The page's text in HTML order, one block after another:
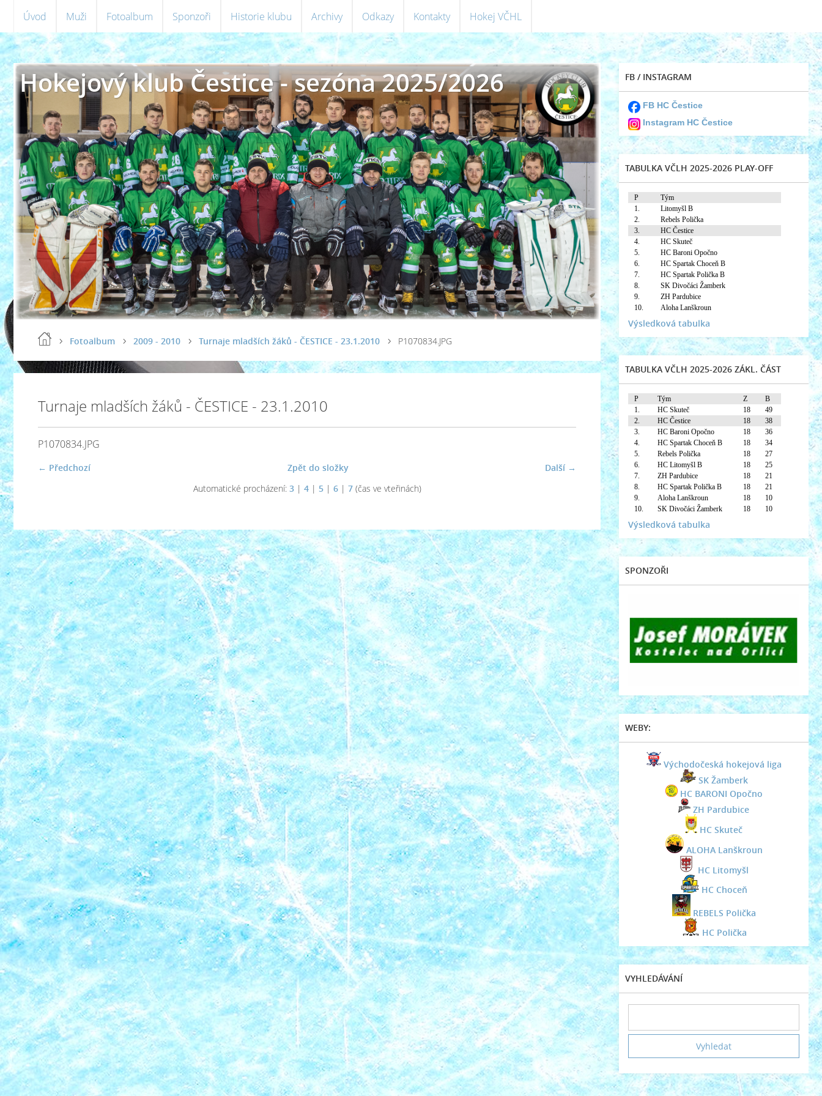
Úvod Muži Fotoalbum Sponzoři Historie klubu Archivy Odkazy Kontakty Hokej VČHL
Hokejový klub Čestice - sezóna 2025/2026
Fotoalbum 2009 - 2010 Turnaje mladších žáků - ČESTICE - 23.1.2010 P1070834.JPG
Turnaje mladších žáků - ČESTICE - 23.1.2010
P1070834.JPG
← Předchozí Další →
Zpět do složky
Automatické procházení: 3| 4| 5| 6| 7(čas ve vteřinách)
FB / INSTAGRAM
FB HC Čestice
Instagram HC Čestice
TABULKA VČLH 2025-2026 PLAY-OFF
P
Tým
1.
Litomyšl B
2.
Rebels Polička
3.
HC Čestice
4.
HC Skuteč
5.
HC Baroni Opočno
6.
HC Spartak Choceň B
7.
HC Spartak Polička B
8.
SK Divočáci Žamberk
9.
ZH Pardubice
10.
Aloha Lanškroun
Výsledková tabulka
TABULKA VČLH 2025-2026 ZÁKL. ČÁST
P Tým Z
B
1.
HC Skuteč 18
49
2.
HC Čestice 18
38
3.
HC Baroni Opočno 18
36
4.
HC Spartak Choceň B 18
34
5.
Rebels Polička 18
27
6.
HC Litomyšl B 18
25
7.
ZH Pardubice 18
21
8.
HC Spartak Polička B 18
21
9.
Aloha Lanškroun 18
10
10.
SK Divočáci Žamberk 18 10
Výsledková tabulka
SPONZOŘI
WEBY:
Východočeská hokejová liga
SK Žamberk
HC BARONI Opočno
ZH Pardubice
HC Skuteč
ALOHA Lanškroun
HC Litomyšl
HC Choceň
REBELS Polička
HC Polička
VYHLEDÁVÁNÍ